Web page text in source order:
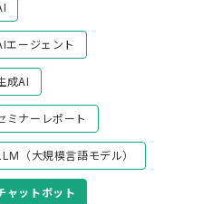
エージェント
成AI
ミナーレポート
（大規模言語モデル）
ャットボット